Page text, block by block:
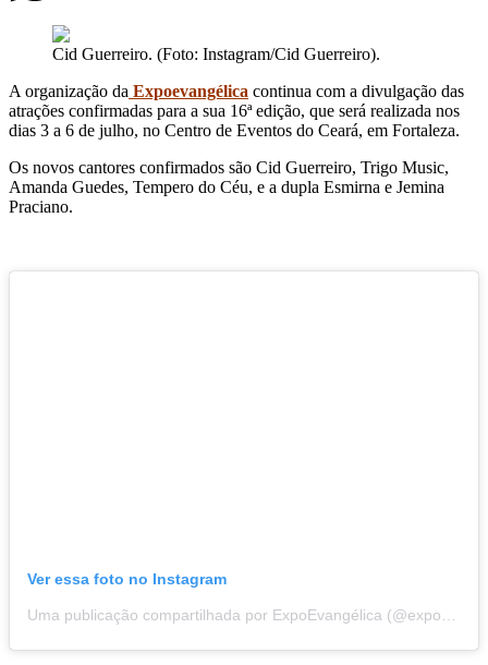
Cid Guerreiro. (Foto: Instagram/Cid Guerreiro).
A organização da Expoevangélica continua com a divulgação das
atrações confirmadas para a sua 16ª edição, que será realizada nos
dias 3 a 6 de julho, no Centro de Eventos do Ceará, em Fortaleza.
Os novos cantores confirmados são Cid Guerreiro, Trigo Music,
Amanda Guedes, Tempero do Céu, e a dupla Esmirna e Jemina
Praciano.
Ver essa foto no Instagram